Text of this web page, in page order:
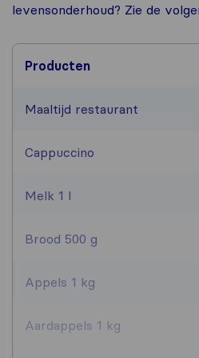
levensonderhoud? Zie de
Producten
Maaltijd restaurant
Cappuccino
Melk 1 l
Brood 500 g
Appels 1 kg
Aardappels 1 kg